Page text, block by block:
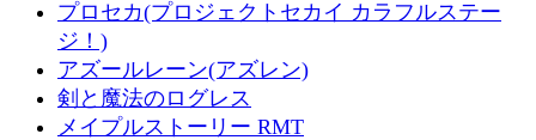
プロセカ(プロジェクトセカイ カラフルステー
ジ！)
アズールレーン(アズレン)
剣と魔法のログレス
メイプルストーリー RMT